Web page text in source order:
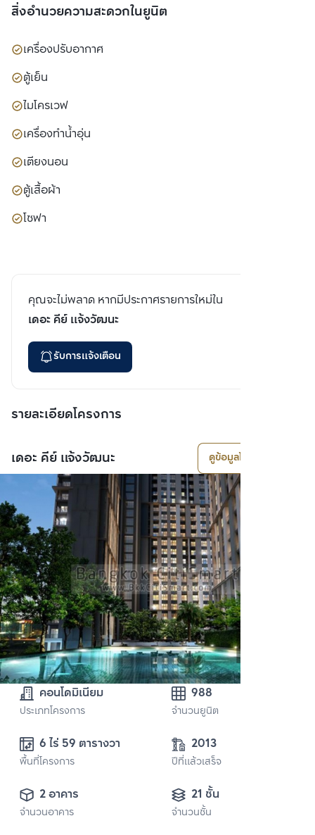
สิ่งอำนวยความสะดวกในยูนิต
เครื่องปรับอากาศ
ตู้เย็น
ไมโครเวฟ
เครื่องทำน้ำอุ่น
เตียงนอน
ตู้เสื้อผ้า
โซฟา
คุณจะไม่พลาด หากมีประกาศรายการใหม่ใน
เดอะ คีย์ แจ้งวัฒนะ
รับการแจ้งเตือน
รายละเอียดโครงการ
เดอะ คีย์ แจ้งวัฒนะ ดูข้อมูลโครงการ
คอนโดมิเนียม
ประเภทโครงการ
988
จำนวนยูนิต
6 ไร่ 59 ตารางวา
พื้นที่โครงการ
2013
ปีที่แล้วเสร็จ
2 อาคาร
จำนวนอาคาร
21 ชั้น
จำนวนชั้น